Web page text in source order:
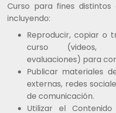
Curso para fines distintos
incluyendo:
Reproducir, copiar o
curso (videos,
evaluaciones) para
Publicar materiales
externas, redes
de comunicación.
Utilizar el